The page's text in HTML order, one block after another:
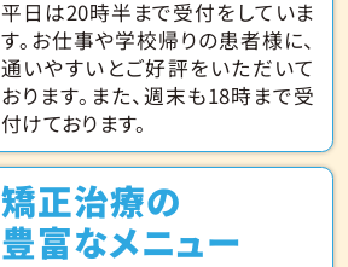
平日は20時半まで受付をしていま
す。お仕事や学校帰りの患者様に、
通いやすいとご好評をいただいて
おります。また、週末も18時まで受
付けております。
矯正治療の
豊富なメニュー